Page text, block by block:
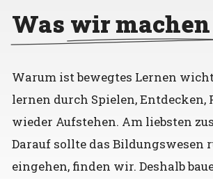
Was wir machen
Warum ist bewegtes Lernen
lernen durch Spielen, Entdecken,
wieder Aufstehen. Am liebsten
Darauf sollte das Bildungswesen
eingehen, finden wir. Deshalb